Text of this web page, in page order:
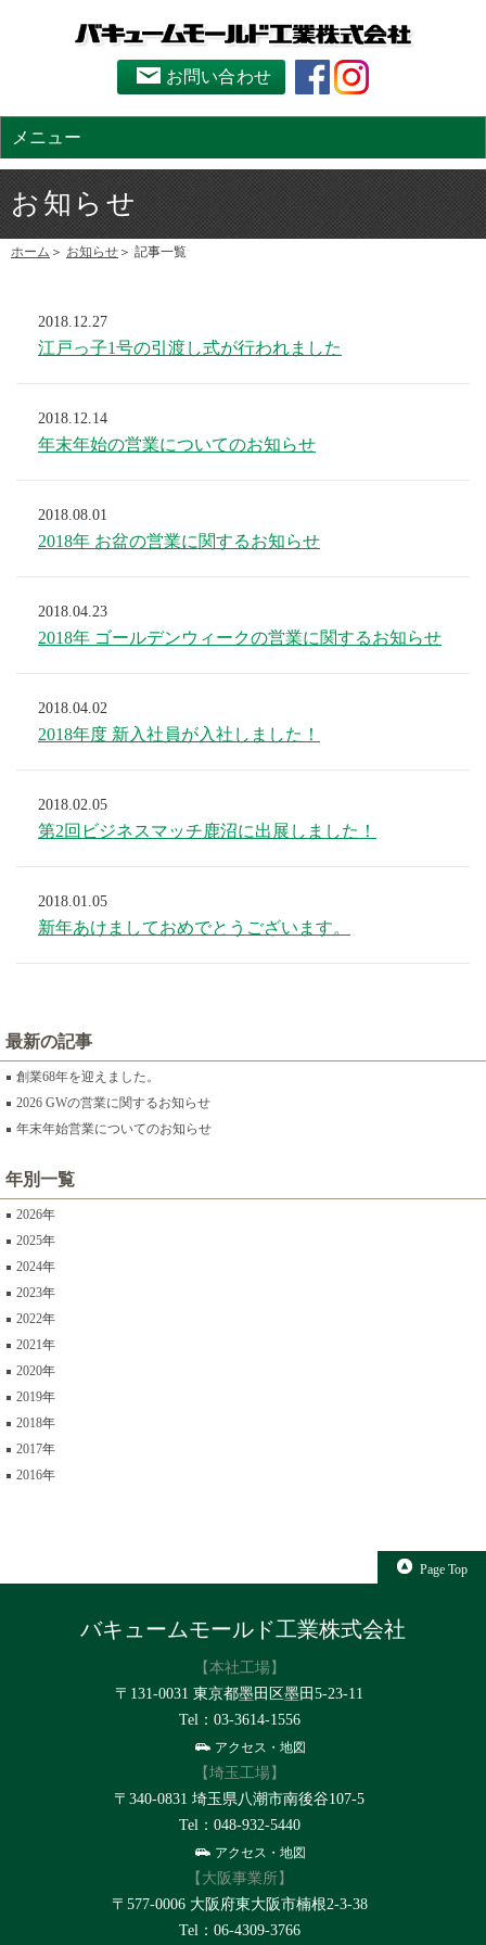
お問い合わせ
メニュー
お知らせ
ホーム お知らせ 記事一覧
2018.12.27
江戸っ子1号の引渡し式が行われました
2018.12.14
年末年始の営業についてのお知らせ
2018.08.01
2018年 お盆の営業に関するお知らせ
2018.04.23
2018年 ゴールデンウィークの営業に関するお知らせ
2018.04.02
2018年度 新入社員が入社しました！
2018.02.05
第2回ビジネスマッチ鹿沼に出展しました！
2018.01.05
新年あけましておめでとうございます。
最新の記事
創業68年を迎えました。
2026 GWの営業に関するお知らせ
年末年始営業についてのお知らせ
年別一覧
2026
2025
2024
2023
2022
2021
2020
2019
2018
2017
2016
Page Top
バキュームモールド工業株式会社
【本社工場】
〒131-0031 東京都墨田区墨田5-23-11
Tel：03-3614-1556
アクセス・地図
【埼玉工場】
〒340-0831 埼玉県八潮市南後谷107-5
Tel：048-932-5440
アクセス・地図
【大阪事業所】
〒577-0006 大阪府東大阪市楠根2-3-38
Tel：06-4309-3766